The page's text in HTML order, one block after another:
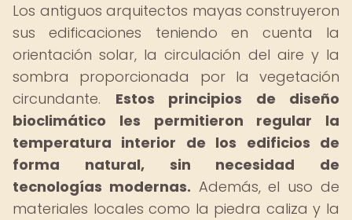
Los antiguos arquitectos mayas construyeron
sus edificaciones teniendo en cuenta la
orientación solar, la circulación del aire y la
sombra proporcionada por la vegetación
circundante. Estos principios de diseño
bioclimático les permitieron regular la
temperatura interior de los edificios de
forma natural, sin necesidad de
tecnologías modernas. Además, el uso de
materiales locales como la piedra caliza y la